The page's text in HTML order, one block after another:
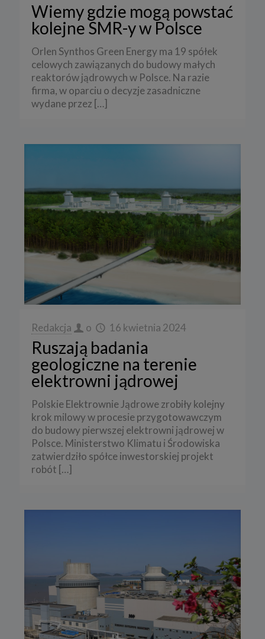
Wiemy gdzie mogą powstać
kolejne SMR-y w Polsce
Orlen Synthos Green Energy ma 19 spółek
celowych zawiązanych do budowy małych
reaktorów jądrowych w Polsce. Na razie
firma, w oparciu o decyzje zasadniczne
wydane przez […]
Redakcja o 16 kwietnia 2024
Ruszają badania
geologiczne na terenie
elektrowni jądrowej
Polskie Elektrownie Jądrowe zrobiły kolejny
krok milowy w procesie przygotowawczym
do budowy pierwszej elektrowni jądrowej w
Polsce. Ministerstwo Klimatu i Środowiska
zatwierdziło spółce inwestorskiej projekt
robót […]